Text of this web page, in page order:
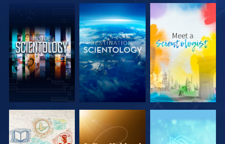
VERKEN DE
VERKEN DE
VERKEN DE